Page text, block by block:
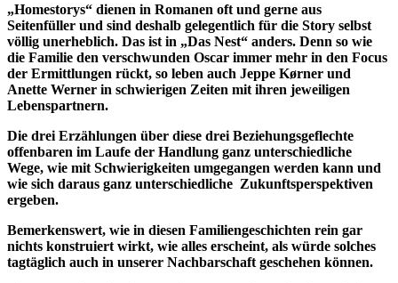
„Homestorys“ dienen in Romanen oft und gerne aus
Seitenfüller und sind deshalb gelegentlich für die Story selbst
völlig unerheblich. Das ist in „Das Nest“ anders. Denn so wie
die Familie den verschwunden Oscar immer mehr in den Focus
der Ermittlungen rückt, so leben auch Jeppe Kørner und
Anette Werner in schwierigen Zeiten mit ihren jeweiligen
Lebenspartnern.
Die drei Erzählungen über diese drei Beziehungsgeflechte
offenbaren im Laufe der Handlung ganz unterschiedliche
Wege, wie mit Schwierigkeiten umgegangen werden kann und
wie sich daraus ganz unterschiedliche Zukunftsperspektiven
ergeben.
Bemerkenswert, wie in diesen Familiengeschichten rein gar
nichts konstruiert wirkt, wie alles erscheint, als würde solches
tagtäglich auch in unserer Nachbarschaft geschehen können.